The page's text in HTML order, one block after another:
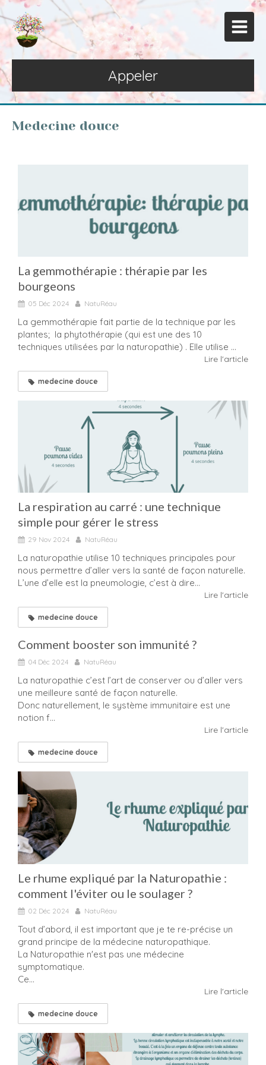
Appeler
Medecine douce
La gemmothérapie : thérapie par les
bourgeons
05 Déc 2024 NatuRéau
La gemmothérapie fait partie de la technique par les
plantes; la phytothérapie (qui est une des 10
techniques utilisées par la naturopathie) . Elle utilise ...
Lire l'article
medecine douce
La respiration au carré : une technique
simple pour gérer le stress
29 Nov 2024 NatuRéau
La naturopathie utilise 10 techniques principales pour
nous permettre d’aller vers la santé de façon naturelle.
L’une d’elle est la pneumologie, c’est à dire...
Lire l'article
medecine douce
Comment booster son immunité ?
04 Déc 2024 NatuRéau
La naturopathie c’est l’art de conserver ou d’aller vers
une meilleure santé de façon naturelle.
Donc naturellement, le système immunitaire est une
notion f...
Lire l'article
medecine douce
Le rhume expliqué par la Naturopathie :
comment l'éviter ou le soulager ?
02 Déc 2024 NatuRéau
Tout d’abord, il est important que je te re-précise un
grand principe de la médecine naturopathique.
La Naturopathie n'est pas une médecine
symptomatique.
Ce...
Lire l'article
medecine douce